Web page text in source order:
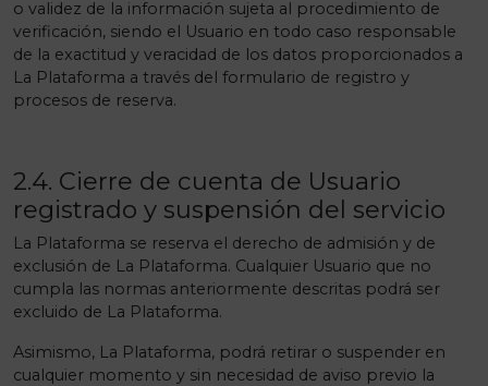
o validez de la información sujeta al procedimiento de
verificación, siendo el Usuario en todo caso responsable
de la exactitud y veracidad de los datos proporcionados a
La Plataforma a través del formulario de registro y
procesos de reserva.
2.4. Cierre de cuenta de Usuario
registrado y suspensión del servicio
La Plataforma se reserva el derecho de admisión y de
exclusión de La Plataforma. Cualquier Usuario que no
cumpla las normas anteriormente descritas podrá ser
excluido de La Plataforma.
Asimismo, La Plataforma, podrá retirar o suspender en
cualquier momento y sin necesidad de aviso previo la